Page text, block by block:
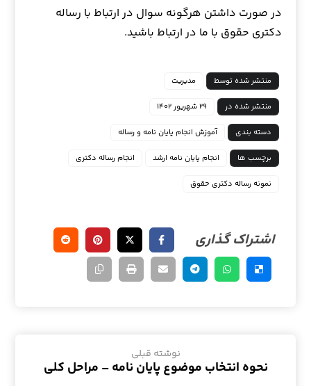
در صورت داشتن هرگونه سوال در ارتباط با رساله
دکتری حقوق با ما در ارتباط باشید.
منتشر شده توسط مدیریت
منتشر شده در ۲۹ شهریور ۱۴۰۲
دسته بندی آموزش انجام پایان نامه و رساله
برچسب ها انجام پایان نامه ارشد انجام رساله دکتری
نمونه رساله دکتری حقوق
نوشته قبلی
نحوه انتخاب موضوع پایان نامه – مراحل کلی